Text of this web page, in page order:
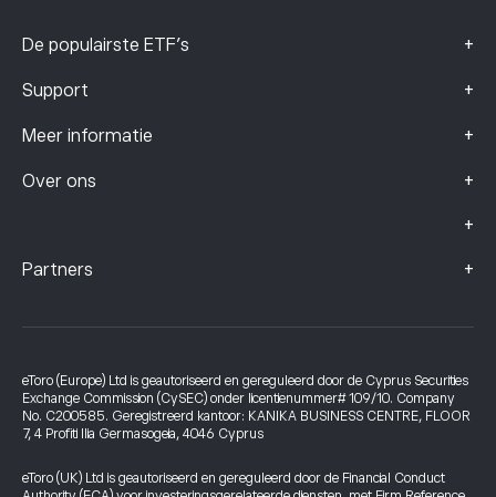
De populairste ETF's +
Support +
Meer informatie +
Over ons +
+
Partners +
eToro (Europe) Ltd is geautoriseerd en gereguleerd door de Cyprus Securities
Exchange Commission (CySEC) onder licentienummer# 109/10. Company
No. C200585. Geregistreerd kantoor: KANIKA BUSINESS CENTRE, FLOOR
7, 4 Profiti Ilia Germasogeia, 4046 Cyprus
eToro (UK) Ltd is geautoriseerd en gereguleerd door de Financial Conduct